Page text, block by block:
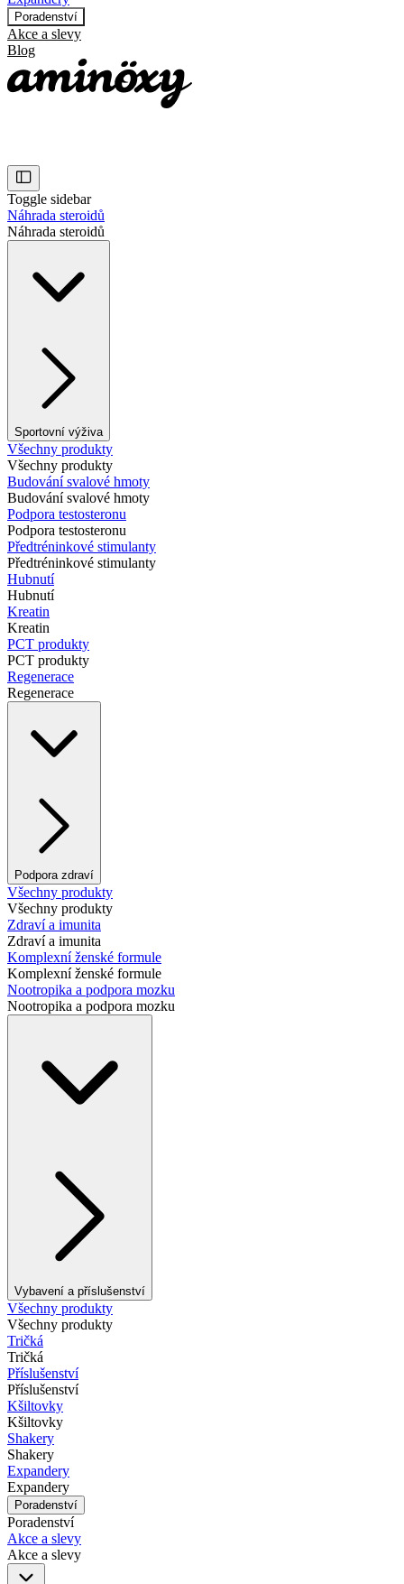
Poradenství
Akce a slevy
Blog
Toggle sidebar
Náhrada steroidů
Náhrada steroidů
Sportovní výživa
Všechny produkty
Všechny produkty
Budování svalové hmoty
Budování svalové hmoty
Podpora testosteronu
Podpora testosteronu
Předtréninkové stimulanty
Předtréninkové stimulanty
Hubnutí
Hubnutí
Kreatin
Kreatin
PCT produkty
PCT produkty
Regenerace
Regenerace
Podpora zdraví
Všechny produkty
Všechny produkty
Zdraví a imunita
Zdraví a imunita
Komplexní ženské formule
Komplexní ženské formule
Nootropika a podpora mozku
Nootropika a podpora mozku
Vybavení a příslušenství
Všechny produkty
Všechny produkty
Tričká
Tričká
Příslušenství
Příslušenství
Kšiltovky
Kšiltovky
Shakery
Shakery
Expandery
Expandery
Poradenství
Poradenství
Akce a slevy
Akce a slevy